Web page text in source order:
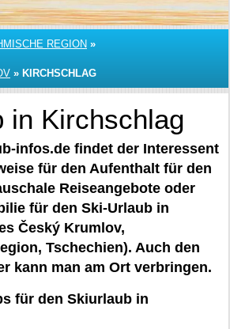
REGION »
» KIRCHSCHLAG
in Kirchschlag
infos.de findet der Interessent
für den Aufenthalt für den
Reiseangebote oder
für den Ski-Urlaub in
Český Krumlov,
Tschechien). Auch den
kann man am Ort verbringen.
für den Skiurlaub in